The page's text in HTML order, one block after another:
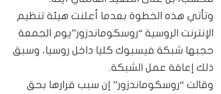
وتأتي هذه الخطوة بعدما أعلنت هيئة تنظيم
الإنترنت الروسية “روسكوماندزور”يوم الجمعة
حجبها شبكة فيسبوك كليا داخل روسيا، وسبق
ذلك إعاقة عمل الشبكة.
وقالت “روسكوماندزور” إن سبب قرارها بحق